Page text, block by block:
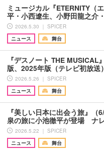
ミュージカル『ETERNITY（
平・小西遼生、小野田龍之介
2026.5.30 ｜ SPICER
ニュース
舞台
『デスノート THE MUSICAL
版、2025年版（テレビ初放
2026.5.26 ｜ SPICER
ニュース
舞台
『美しい日本に出会う旅』（
泉の旅に小池徹平が登場 ナ
2026.5.22 ｜ SPICER
ニュース
舞台